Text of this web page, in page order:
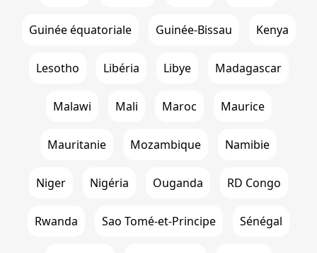
Guinée équatoriale Guinée-Bissau Kenya
Lesotho Libéria Libye Madagascar
Malawi Mali Maroc Maurice
Mauritanie Mozambique Namibie
Niger Nigéria Ouganda RD Congo
Rwanda Sao Tomé-et-Principe Sénégal